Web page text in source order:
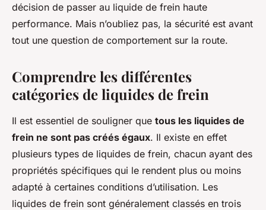
décision de passer au liquide de frein haute
performance. Mais n’oubliez pas, la sécurité est avant
tout une question de comportement sur la route.
Comprendre les différentes
catégories de liquides de frein
Il est essentiel de souligner que tous les liquides de
frein ne sont pas créés égaux. Il existe en effet
plusieurs types de liquides de frein, chacun ayant des
propriétés spécifiques qui le rendent plus ou moins
adapté à certaines conditions d’utilisation. Les
liquides de frein sont généralement classés en trois